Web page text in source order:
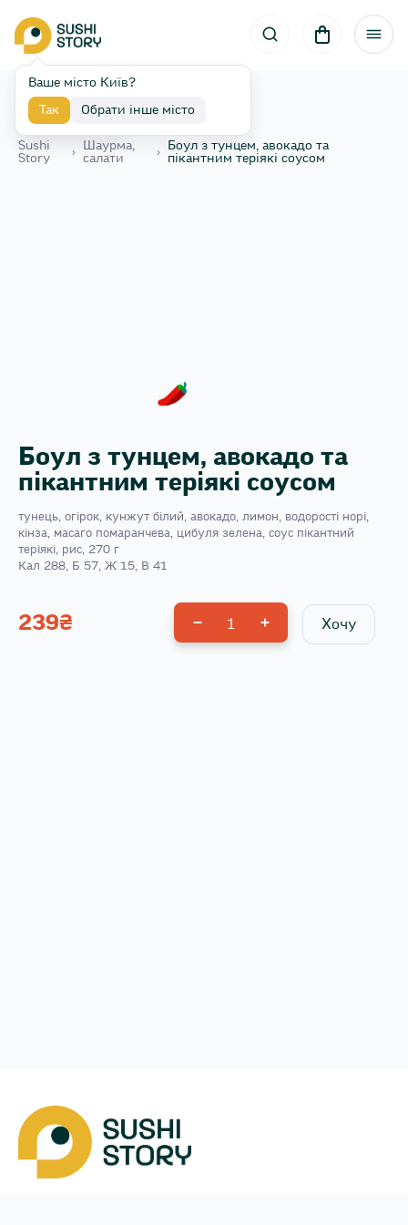
Ваше місто Київ?
Так Обрати інше місто
Назад
Sushi
Story
›
Шаурма,
салати
›
Боул з тунцем, авокадо та
пікантним теріякі соусом
Боул з тунцем, авокадо та
пікантним теріякі соусом
тунець, огірок, кунжут білий, авокадо, лимон, водорості норі,
кінза, масаго помаранчева, цибуля зелена, соус пікантний
теріякі, рис, 270 г
Кал 288, Б 57, Ж 15, В 41
239₴ 1 Хочу